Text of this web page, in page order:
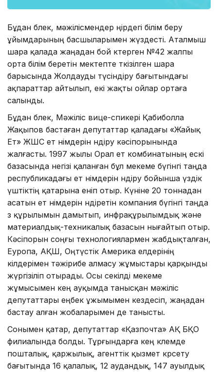
Бұдан бөлек, мәжілісмендер өңірдегі білім беру
ұйымдарының басшыларымен жүздесті. Аталмыш
шара қалада жаңадан бой көтерген №42 жалпы
орта білім беретін мектепте өткізілген шара
барысында Жолдауды түсіндіру бағытындағы
ақпараттар айтылып, екі жақты ойлар ортаға
салынды.
Бұдан бөлек, Мәжіліс вице-спикері Қабиболла
Жақыпов бастаған депутаттар қаладағы «Жайық
Ет» ЖШС ет өнімдерін өндіру кәсіпорынында
жалғасты. 1997 жылы Орал ет комбинатының ескі
базасында негізі қаланған бұл мекеме бүгінгі таңда
республикадағы ет өнімдерін өндіру бойынша үздік
үштіктің қатарына еніп отыр. Күніне 20 тоннадан
асатын ет өнімдерін өндіретін компания бүгінгі таңда
өз құрылымын дамытып, инфрақұрылымдық және
материалдық-техникалық базасын нығайтып отыр.
Кәсіпорын соңғы технологиялармен жабдықталған,
Еуропа, АҚШ, Оңтүстік Америка елдерінің
өкілдерімен тәжірибе алмасу жұмыстары қарқынды
жүргізіліп отырады. Осы секілді мекеме
жұмысымен кең ауқымда танысқан мәжіліс
депутаттары еңбек ұжымымен кездесіп, жаңадан
бастау алған жобаларымен де танысты.
Сонымен қатар, депутаттар «Қазпочта» АҚ БҚО
филиалында болды. Тұрғындарға кең көлемде
пошталық, қаржылық, агенттік қызмет көрсету
бағытында 16 қалалық, 12 аудандық, 147 ауылдық